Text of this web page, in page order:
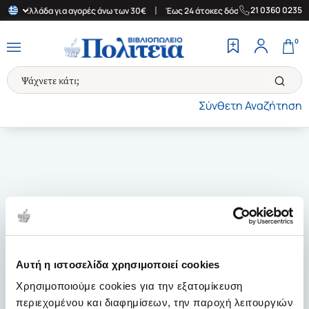
Αυτή η ιστοσελίδα χρησιμοποιεί cookies
Χρησιμοποιούμε cookies για την εξατομίκευση
περιεχομένου και διαφημίσεων, την παροχή λειτουργιών
Ελλάδα για αγορές άνω των 30€ Έως 24 άτοκες δόσεις |
21 0360 0235
Σύνθετη Αναζήτηση
0